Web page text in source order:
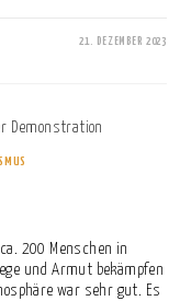
21. DEZEMBER 2023
200 Menschen in
und Armut bekämpfen
war sehr gut. Es